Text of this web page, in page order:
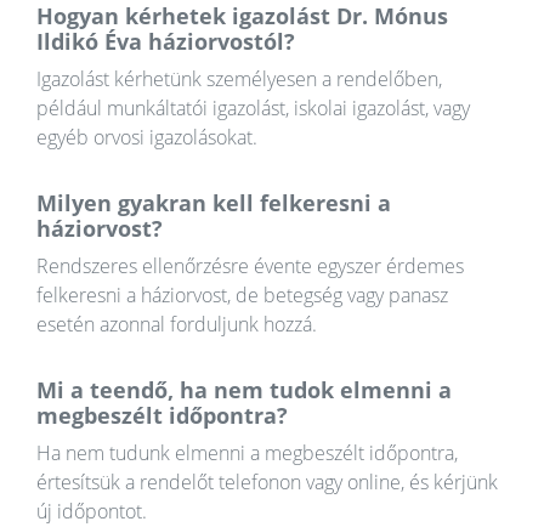
Hogyan kérhetek igazolást Dr. Mónus
Ildikó Éva háziorvostól?
Igazolást kérhetünk személyesen a rendelőben,
például munkáltatói igazolást, iskolai igazolást, vagy
egyéb orvosi igazolásokat.
Milyen gyakran kell felkeresni a
háziorvost?
Rendszeres ellenőrzésre évente egyszer érdemes
felkeresni a háziorvost, de betegség vagy panasz
esetén azonnal forduljunk hozzá.
Mi a teendő, ha nem tudok elmenni a
megbeszélt időpontra?
Ha nem tudunk elmenni a megbeszélt időpontra,
értesítsük a rendelőt telefonon vagy online, és kérjünk
új időpontot.